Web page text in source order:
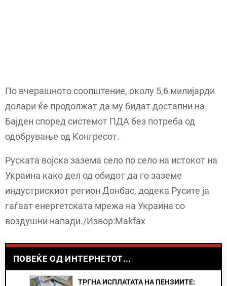
По вчерашното соопштение, околу 5,6 милијарди
долари ќе продолжат да му бидат достапни на
Бајден според системот ПДА без потреба од
одобрување од Конгресот.
Руската војска зазема село по село на истокот на
Украина како дел од обидот да го заземе
индустрискиот регион Донбас, додека Русите ја
гаѓаат енергетската мрежа на Украина со
воздушни напади./Извор:Makfax
ПОВЕЌЕ ОД ИНТЕРНЕТОТ...
ТРГНА ИСПЛАТАТА НА ПЕНЗИИТЕ: